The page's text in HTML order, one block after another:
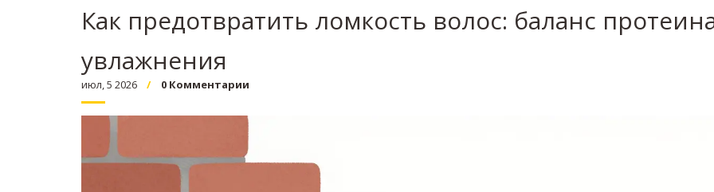
Как предотвратить ломкость волос: баланс
увлажнения
июл, 5 2026 0 Комментарии